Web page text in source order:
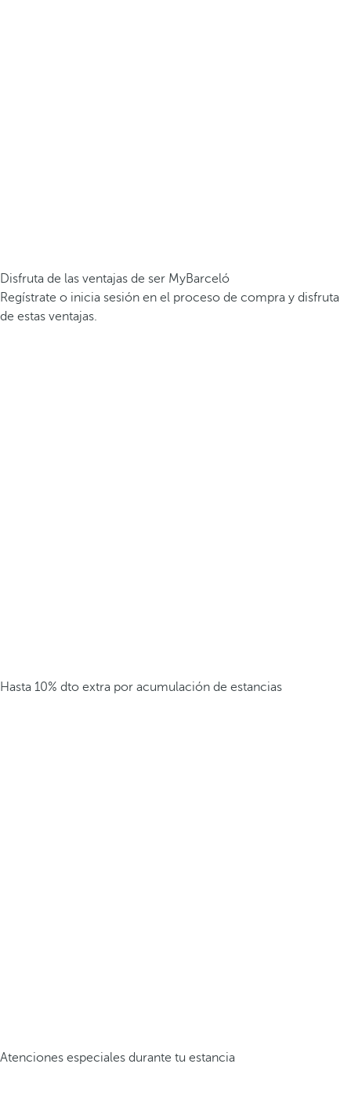
Disfruta de las ventajas de ser MyBarceló
Regístrate o inicia sesión en el proceso de compra y disfruta
de estas ventajas.
Hasta 10% dto extra por acumulación de estancias
Atenciones especiales durante tu estancia